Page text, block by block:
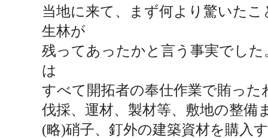
当地に来て、まず何より驚いた
生林が
残ってあったかと言う事実でした
は
すべて開拓者の奉仕作業で賄っ
伐採、運材、製材等、敷地の整
(略)硝子、釘外の建築資材を購入